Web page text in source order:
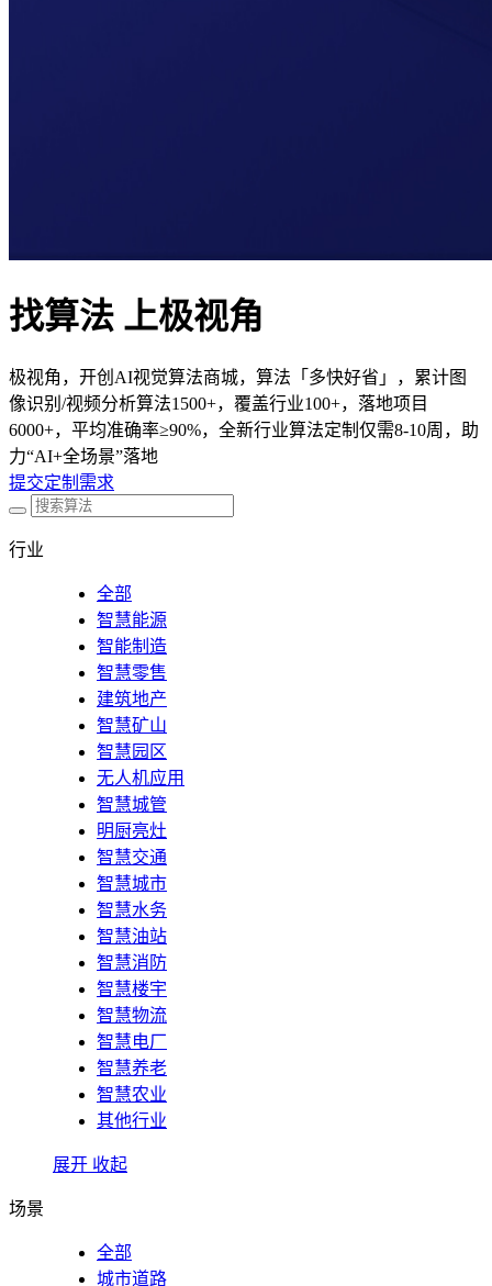
找算法 上极视角
极视角，开创AI视觉算法商城，算法「多快好省」，累计图
像识别/视频分析算法1500+，覆盖行业100+，落地项目
6000+，平均准确率≥90%，全新行业算法定制仅需8-10周，助
力“AI+全场景”落地
提交定制需求
行业
全部
智慧能源
智能制造
智慧零售
建筑地产
智慧矿山
智慧园区
无人机应用
智慧城管
明厨亮灶
智慧交通
智慧城市
智慧水务
智慧油站
智慧消防
智慧楼宇
智慧物流
智慧电厂
智慧养老
智慧农业
其他行业
展开 收起
场景
全部
城市道路